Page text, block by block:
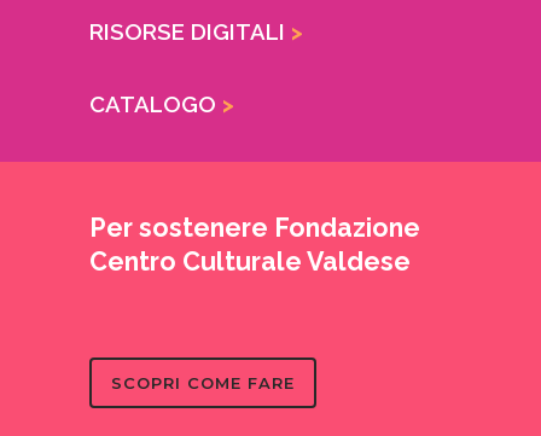
RISORSE DIGITALI >
CATALOGO >
Per sostenere Fondazione
Centro Culturale Valdese
SCOPRI COME FARE